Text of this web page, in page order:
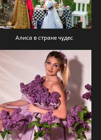
Алиса в стране чудес